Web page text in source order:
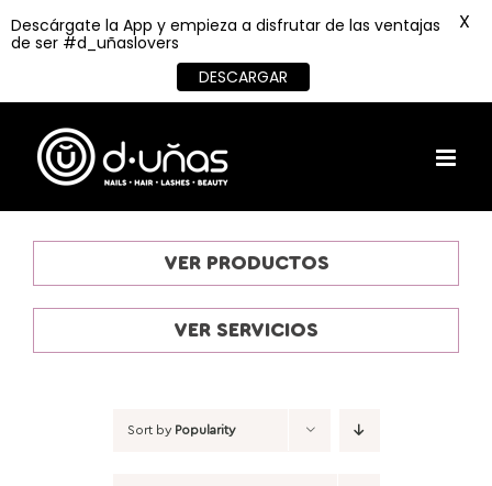
content
VER PRODUCTOS
VER SERVICIOS
Sort by Popularity
Descárgate la App y empieza a disfrutar de las ventajas
de ser #d_uñaslovers
DESCARGAR
X